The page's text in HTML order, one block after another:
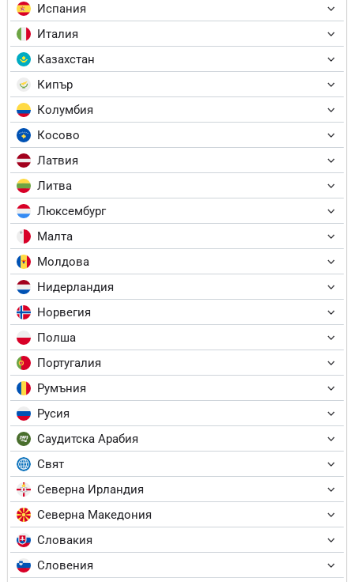
Испания
Италия
Казахстан
Кипър
Колумбия
Косово
Латвия
Литва
Люксембург
Малта
Молдова
Нидерландия
Норвегия
Полша
Португалия
Румъния
Русия
Саудитска Арабия
Свят
Северна Ирландия
Северна Македония
Словакия
Словения